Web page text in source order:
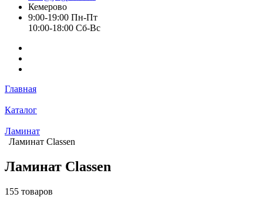
Кемерово
9:00-19:00 Пн-Пт
10:00-18:00 Cб-Вс
Главная
Каталог
Ламинат
Ламинат Classen
Ламинат Classen
155 товаров